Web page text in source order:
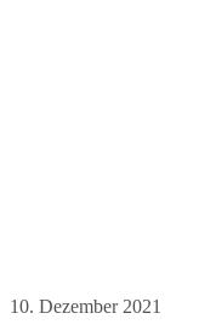
10. Dezember 2021